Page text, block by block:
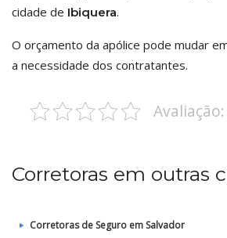
cidade de Ibiquera.
O orçamento da apólice pode mudar
a necessidade dos contratantes.
Corretoras em outras
Corretoras de Seguro em Salvador